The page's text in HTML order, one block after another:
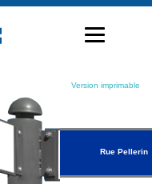
Version imprimable
Rue Pellerin